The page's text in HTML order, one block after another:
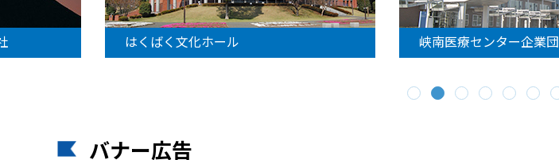
はくばく文化ホール 峡南医療センター企業団
バナー広告